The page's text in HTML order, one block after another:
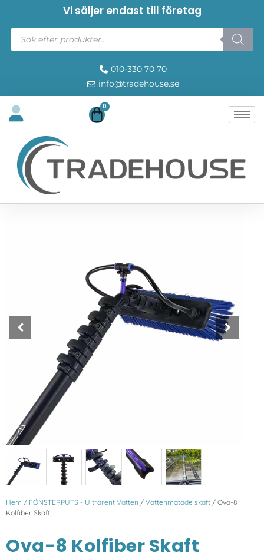
Vi säljer endast till företag
010-330 70 70
info@tradehouse.se
0
Hem / FÖNSTERPUTS - Ultrarent Vatten / Vattenmatade skaft / Ova-8
Kolfiber Skaft
Ova-8 Kolfiber Skaft